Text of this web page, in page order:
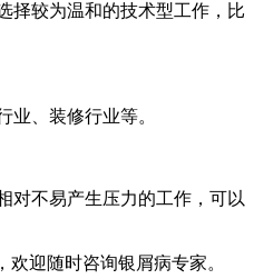
择较为温和的技术型工作，比
、装修行业等。
对不易产生压力的工作，可以
迎随时咨询银屑病专家。